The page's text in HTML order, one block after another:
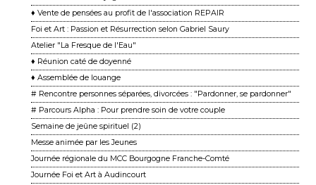
♦ Vente de pensées au profit de l'association REPAIR
Foi et Art : Passion et Résurrection selon Gabriel Saury
Atelier "La Fresque de l'Eau"
♦ Réunion caté de doyenné
♦ Assemblée de louange
# Rencontre personnes séparées, divorcées : "Pardonner, se pardonner"
# Parcours Alpha : Pour prendre soin de votre couple
Semaine de jeûne spirituel (2)
Messe animée par les Jeunes
Journée régionale du MCC Bourgogne Franche-Comté
Journée Foi et Art à Audincourt